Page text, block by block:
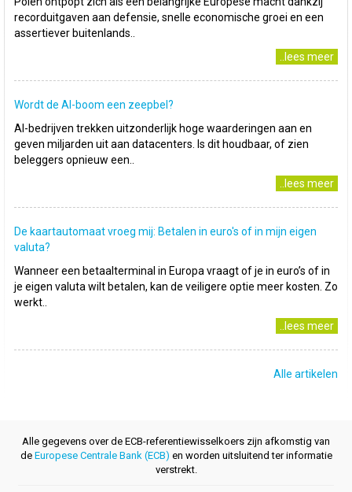
recorduitgaven aan defensie, snelle economische groei en een
assertiever buitenlands..
..lees meer
Wordt de AI-boom een zeepbel?
AI-bedrijven trekken uitzonderlijk hoge waarderingen aan en
geven miljarden uit aan datacenters. Is dit houdbaar, of zien
beleggers opnieuw een..
..lees meer
De kaartautomaat vroeg mij: Betalen in euro's of in mijn eigen
valuta?
Wanneer een betaalterminal in Europa vraagt of je in euro’s of in
je eigen valuta wilt betalen, kan de veiligere optie meer kosten. Zo
werkt..
..lees meer
Alle artikelen
Alle gegevens over de ECB-referentiewisselkoers zijn afkomstig van
de Europese Centrale Bank (ECB) en worden uitsluitend ter informatie
verstrekt.